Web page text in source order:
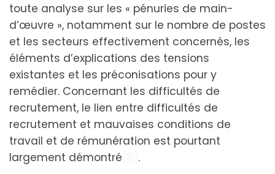
toute analyse sur les « pénuries de main-
d’œuvre », notamment sur le nombre de postes
et les secteurs effectivement concernés, les
éléments d’explications des tensions
existantes et les préconisations pour y
remédier. Concernant les difficultés de
recrutement, le lien entre difficultés de
recrutement et mauvaises conditions de
travail et de rémunération est pourtant
largement démontré
.